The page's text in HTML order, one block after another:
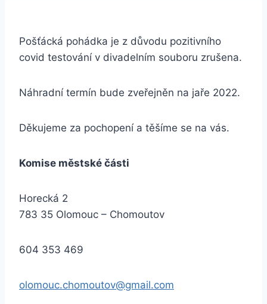
Pošťácká pohádka je z důvodu pozitivního
covid testování v divadelním souboru zrušena.
Náhradní termín bude zveřejněn na jaře 2022.
Děkujeme za pochopení a těšíme se na vás.
Komise městské části
Horecká 2
783 35 Olomouc – Chomoutov
604 353 469
olomouc.chomoutov@gmail.com